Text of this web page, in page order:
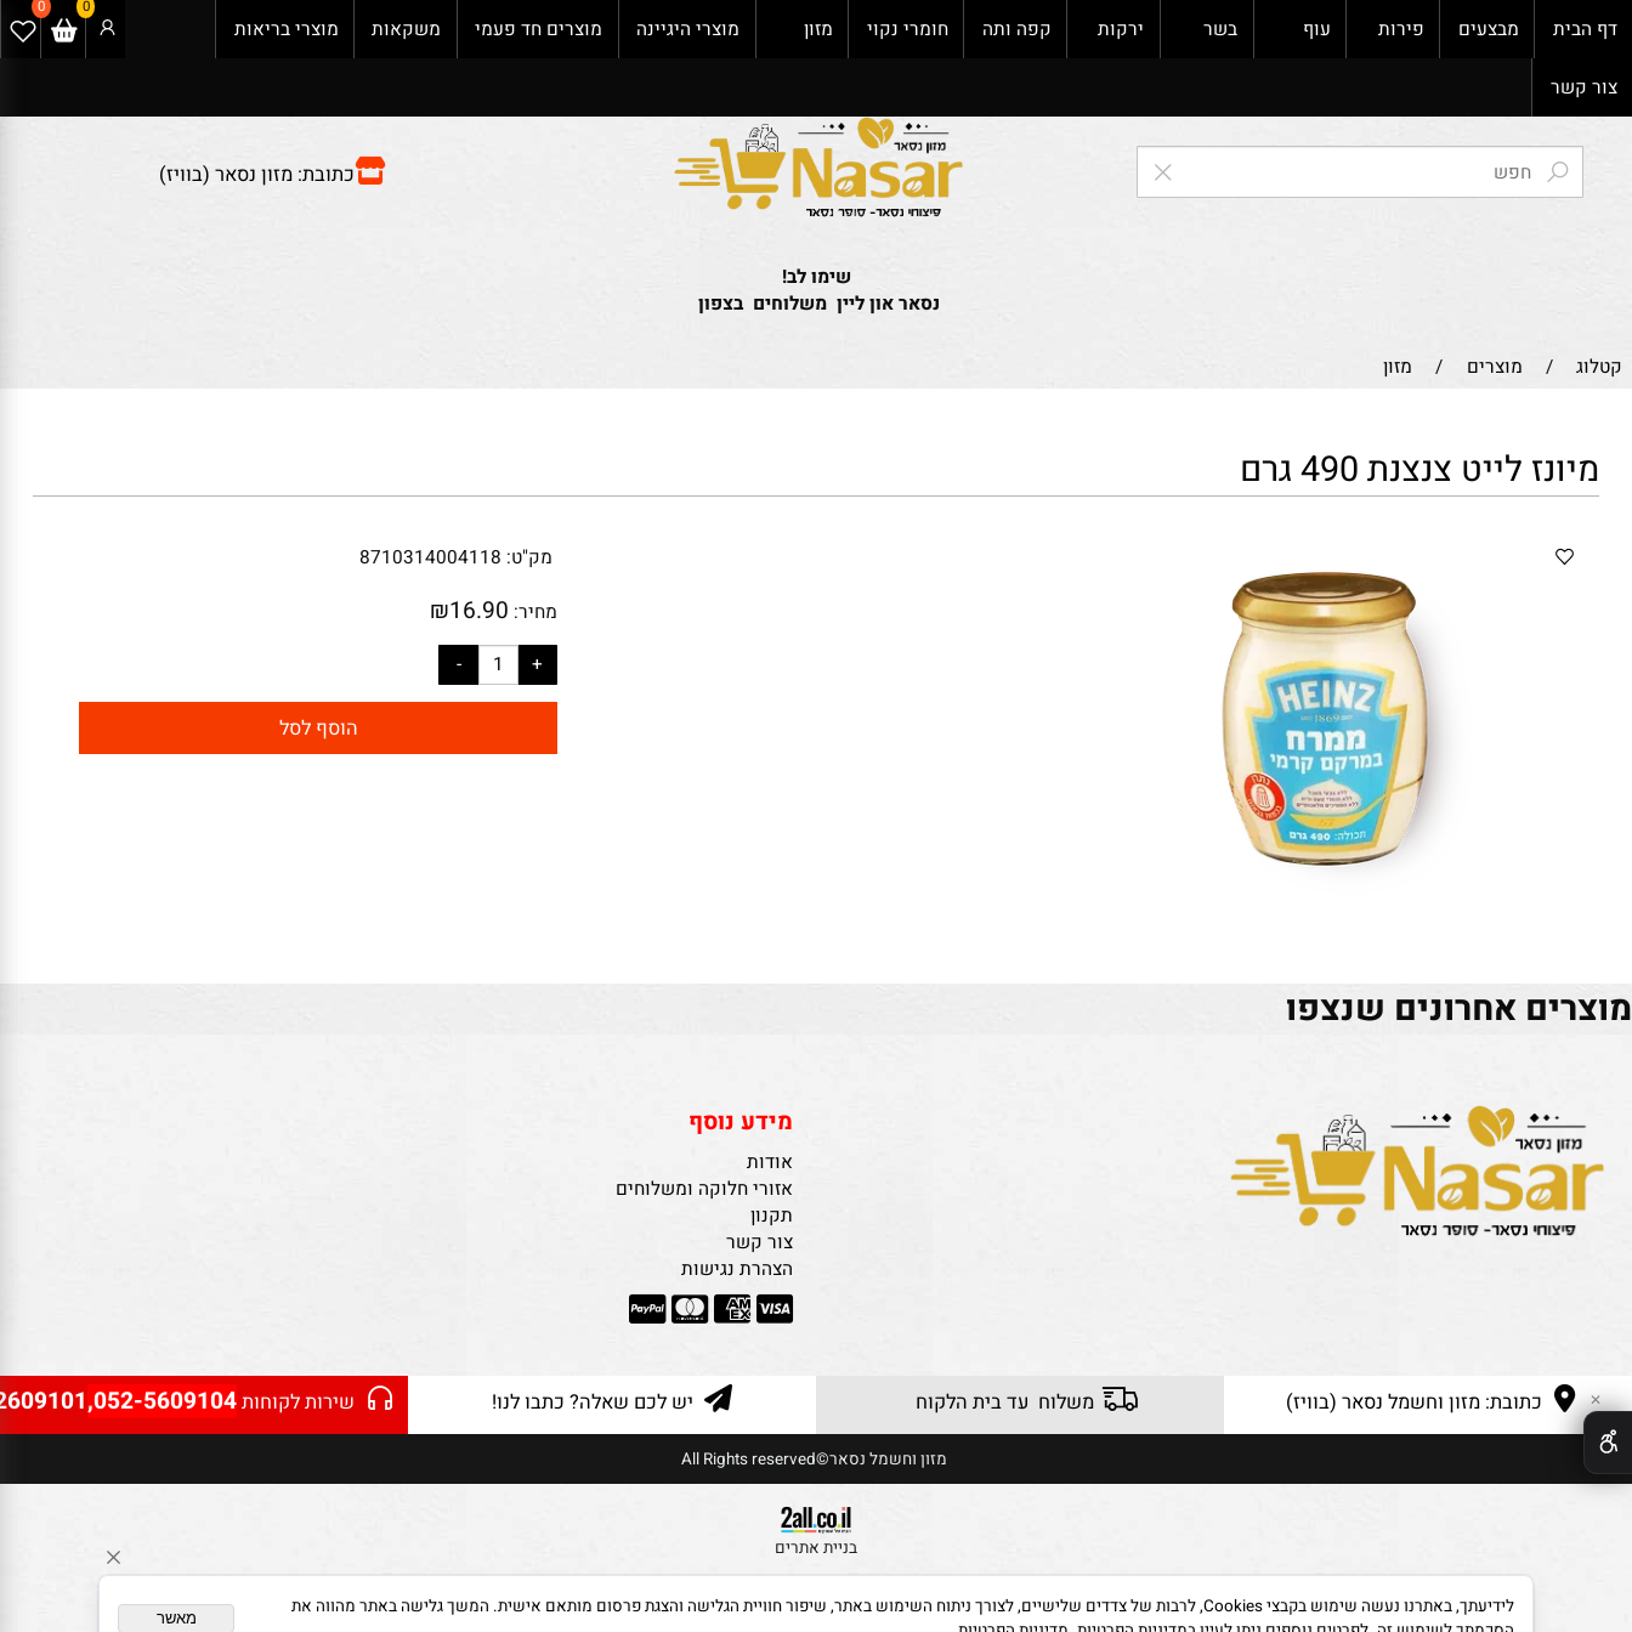
כתובת: מזון נסאר (בוויז)
0 0
מבצעים פירות עוף קפה ותה חומרי נקוי מזון מוצרי היגיינה מוצרים חד פעמי משקאות מוצרי בריאות
שימו לב!
נסאר און ליין משלוחים בצפון
/ מוצרים / מזון
לייט צנצנת 490 גרם
₪16.90
הוסף לסל
מידע נוסף
אודות
אזורי חלוקה ומשלוחים
תקנון
צור קשר
הצהרת נגישות
כתובת: מזון וחשמל נסאר (בוויז) משלוח עד בית הלקוח יש לכם שאלה? כתבו לנו!
בניית אתרים